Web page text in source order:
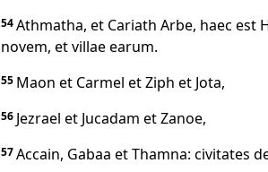
54Athmatha, et Cariath Arbe, haec est
novem, et villae earum.
55 Maon et Carmel et Ziph et Jota,
56 Jezrael et Jucadam et Zanoe,
57Accain, Gabaa et Thamna: civitates